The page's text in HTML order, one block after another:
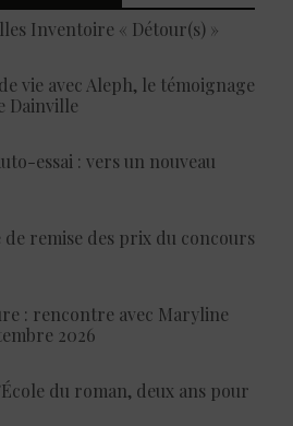
Inventoire « Détour(s) »
vie avec Aleph, le témoignage
Dainville
essai : vers un nouveau
remise des prix du concours
: rencontre avec Maryline
2026
du roman, deux ans pour